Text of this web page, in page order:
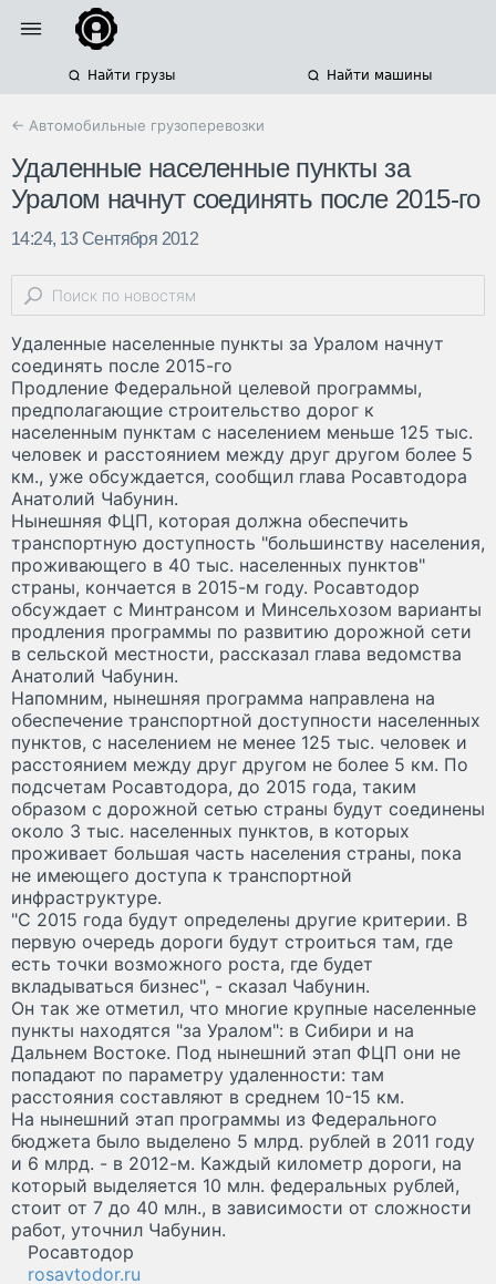
Найти грузы Найти машины
← Автомобильные грузоперевозки
Удаленные населенные пункты за
Уралом начнут соединять после 2015-го
14:24, 13 Сентября 2012
Удаленные населенные пункты за Уралом начнут
соединять после 2015-го
Продление Федеральной целевой программы,
предполагающие строительство дорог к
населенным пунктам с населением меньше 125 тыс.
человек и расстоянием между друг другом более 5
км., уже обсуждается, сообщил глава Росавтодора
Анатолий Чабунин.
Нынешняя ФЦП, которая должна обеспечить
транспортную доступность "большинству населения,
проживающего в 40 тыс. населенных пунктов"
страны, кончается в 2015-м году. Росавтодор
обсуждает с Минтрансом и Минсельхозом варианты
продления программы по развитию дорожной сети
в сельской местности, рассказал глава ведомства
Анатолий Чабунин.
Напомним, нынешняя программа направлена на
обеспечение транспортной доступности населенных
пунктов, с населением не менее 125 тыс. человек и
расстоянием между друг другом не более 5 км. По
подсчетам Росавтодора, до 2015 года, таким
образом с дорожной сетью страны будут соединены
около 3 тыс. населенных пунктов, в которых
проживает большая часть населения страны, пока
не имеющего доступа к транспортной
инфраструктуре.
"С 2015 года будут определены другие критерии. В
первую очередь дороги будут строиться там, где
есть точки возможного роста, где будет
вкладываться бизнес", - сказал Чабунин.
Он так же отметил, что многие крупные населенные
пункты находятся "за Уралом": в Сибири и на
Дальнем Востоке. Под нынешний этап ФЦП они не
попадают по параметру удаленности: там
расстояния составляют в среднем 10-15 км.
На нынешний этап программы из Федерального
бюджета было выделено 5 млрд. рублей в 2011 году
и 6 млрд. - в 2012-м. Каждый километр дороги, на
который выделяется 10 млн. федеральных рублей,
стоит от 7 до 40 млн., в зависимости от сложности
работ, уточнил Чабунин.
Росавтодор
rosavtodor.ru